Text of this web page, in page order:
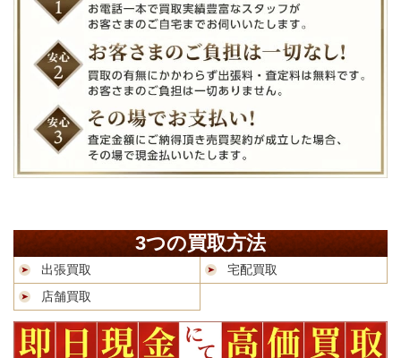
3つの買取方法
出張買取
宅配買取
店舗買取